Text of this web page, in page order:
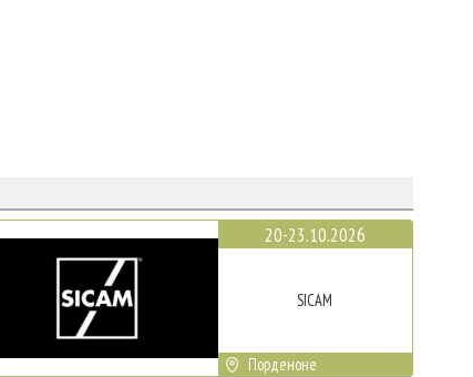
20-23.10.2026
SICAM
Порденоне